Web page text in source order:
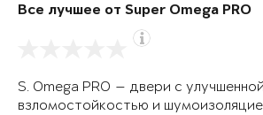
Все лучшее от Super Omega PRO
S. Omega PRO — двери с улучшенной
взломостойкостью и